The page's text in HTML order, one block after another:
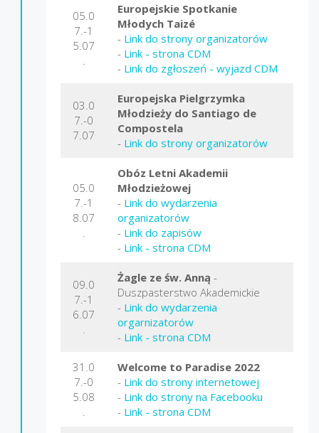
05.0
7.-1
5.07
Europejskie Spotkanie
Młodych Taizé
- Link do strony organizatorów
- Link - strona CDM
- Link do zgłoszeń - wyjazd CDM
03.0
7.-0
7.07
Europejska Pielgrzymka
Młodzieży do Santiago de
Compostela
- Link do strony organizatorów
05.0
7.-1
8.07
Obóz Letni Akademii
Młodzieżowej
- Link do wydarzenia
organizatorów
- Link do zapisów
- Link - strona CDM
09.0
7.-1
6.07
Żagle ze św. Anną -
Duszpasterstwo Akademickie
- Link do wydarzenia
orgarnizatorów
- Link - strona CDM
31.0
7.-0
5.08
Welcome to Paradise 2022
- Link do strony internetowej
- Link do strony na Facebooku
- Link - strona CDM